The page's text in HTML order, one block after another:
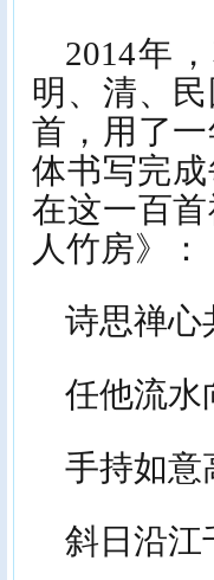
2014年
明、清、
首，用了
体书写完
在这一百
人竹房》：
诗思禅心
任他流水
手持如意
斜日沿江